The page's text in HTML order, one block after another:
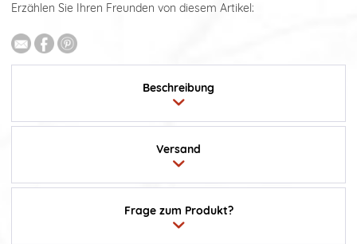
Erzählen Sie Ihren Freunden von diesem Artikel:
Beschreibung
Frage zum Produkt?
Versand